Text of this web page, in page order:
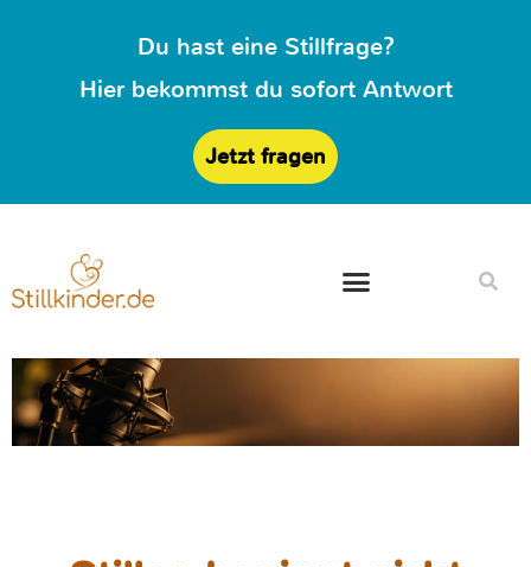
Du hast eine Stillfrage?
Hier bekommst du sofort Antwort
Jetzt fragen